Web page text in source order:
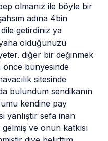
olmanız ile böyle bir
adına 4bin
getirdiniz ya
olduğunuzu
diğer bir değinmek
önce bünyesinde
sitesinde
bulundum sendikanın
kendine pay
yanlıştır sefa inan
ve onun katkısı